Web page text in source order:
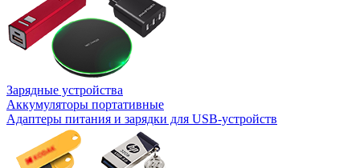
Зарядные устройства
Аккумуляторы портативные
Адаптеры питания и зарядки для USB-устройств